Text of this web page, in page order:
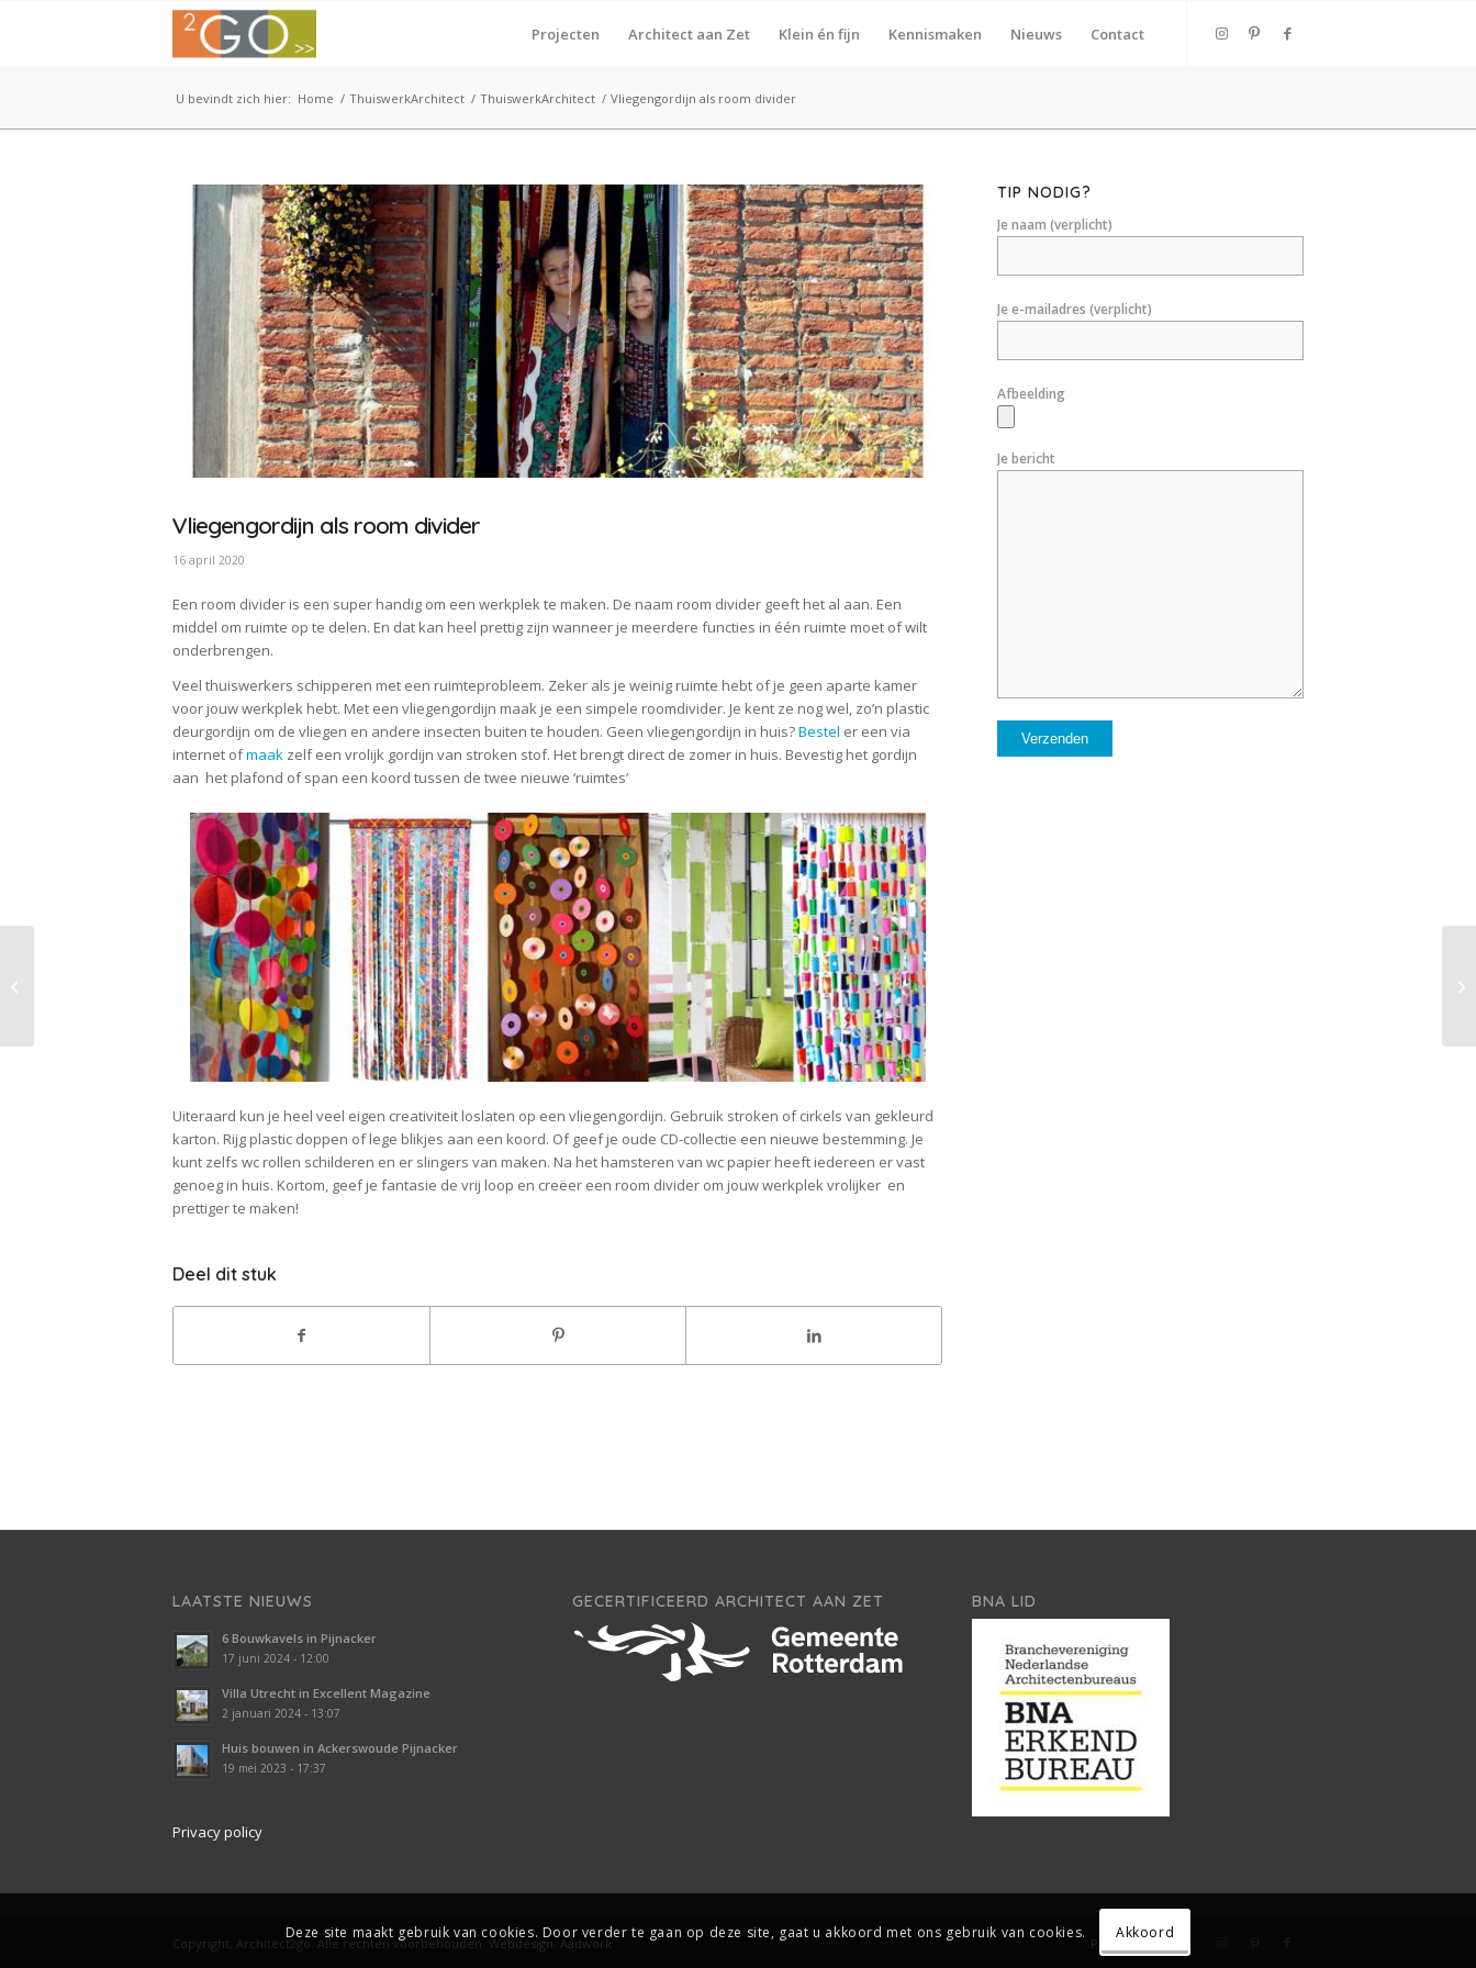
Projecten Architect aan Zet Klein én fijn Kennismaken Nieuws Contact
U bevindt zich hier: Home / ThuiswerkArchitect / ThuiswerkArchitect / Vliegengordijn als room divider
Vliegengordijn als room divider
16 april 2020
Een room divider is een super handig om een werkplek te maken. De naam room divider geeft het al aan. Een
middel om ruimte op te delen. En dat kan heel prettig zijn wanneer je meerdere functies in één ruimte moet of wilt
onderbrengen.
Veel thuiswerkers schipperen met een ruimteprobleem. Zeker als je weinig ruimte hebt of je geen aparte kamer
voor jouw werkplek hebt. Met een vliegengordijn maak je een simpele roomdivider. Je kent ze nog wel, zo’n plastic
deurgordijn om de vliegen en andere insecten buiten te houden. Geen vliegengordijn in huis?Bestel er een via
internet ofmaak zelf een vrolijk gordijn van stroken stof. Het brengt direct de zomer in huis. Bevestig het gordijn
aan het plafond of span een koord tussen de twee nieuwe ‘ruimtes’
Uiteraard kun je heel veel eigen creativiteit loslaten op een vliegengordijn. Gebruik stroken of cirkels van gekleurd
karton. Rijg plastic doppen of lege blikjes aan een koord. Of geef je oude CD-collectie een nieuwe bestemming. Je
kunt zelfs wc rollen schilderen en er slingers van maken. Na het hamsteren van wc papier heeft iedereen er vast
genoeg in huis. Kortom, geef je fantasie de vrij loop en creëer een room divider om jouw werkplek vrolijker en
prettiger te maken!
Deel dit stuk
TIP NODIG?
Je naam (verplicht)
Je e-mailadres (verplicht)
Afbeelding
Je bericht
LAATSTE NIEUWS
6 Bouwkavels in Pijnacker
17 juni 2024 - 12:00
Villa Utrecht in Excellent Magazine
2 januari 2024 - 13:07
Huis bouwen in Ackerswoude Pijnacker
19 mei 2023 - 17:37
Privacy policy
GECERTIFICEERD ARCHITECT AAN ZET BNA LID
Copyright, Architect2go. Alle rechten voorbehouden. Webdesign: Aadwork Privacy policy
Deze site maakt gebruik van cookies. Door verder te gaan op deze site, gaat u akkoord met ons gebruik van cookies. Akkoord